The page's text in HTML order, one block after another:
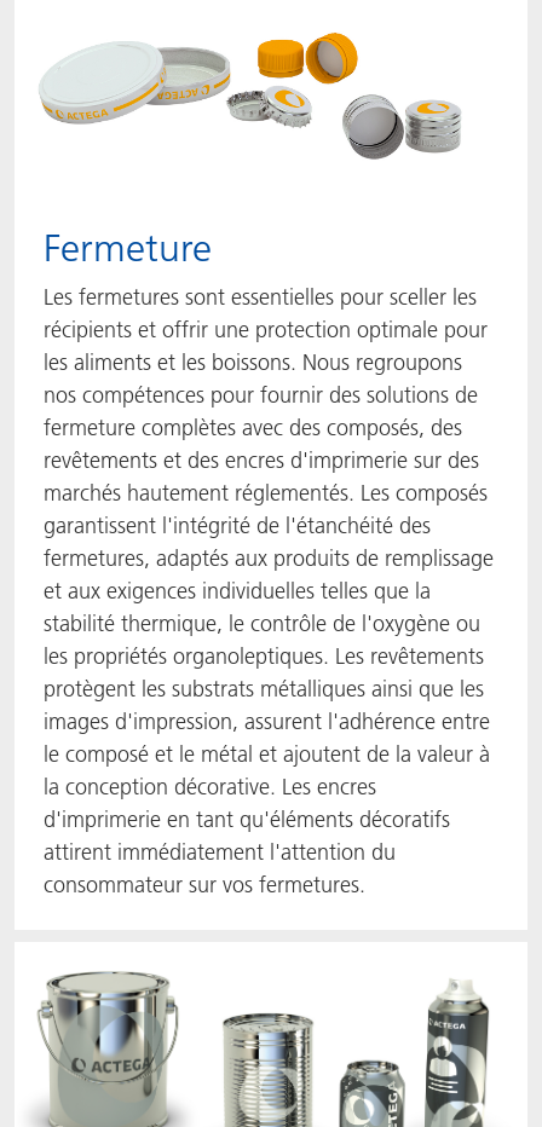
Fermeture
Les fermetures sont essentielles pour sceller les
récipients et offrir une protection optimale pour
les aliments et les boissons. Nous regroupons
nos compétences pour fournir des solutions de
fermeture complètes avec des composés, des
revêtements et des encres d'imprimerie sur des
marchés hautement réglementés. Les composés
garantissent l'intégrité de l'étanchéité des
fermetures, adaptés aux produits de remplissage
et aux exigences individuelles telles que la
stabilité thermique, le contrôle de l'oxygène ou
les propriétés organoleptiques. Les revêtements
protègent les substrats métalliques ainsi que les
images d'impression, assurent l'adhérence entre
le composé et le métal et ajoutent de la valeur à
la conception décorative. Les encres
d'imprimerie en tant qu'éléments décoratifs
attirent immédiatement l'attention du
consommateur sur vos fermetures.